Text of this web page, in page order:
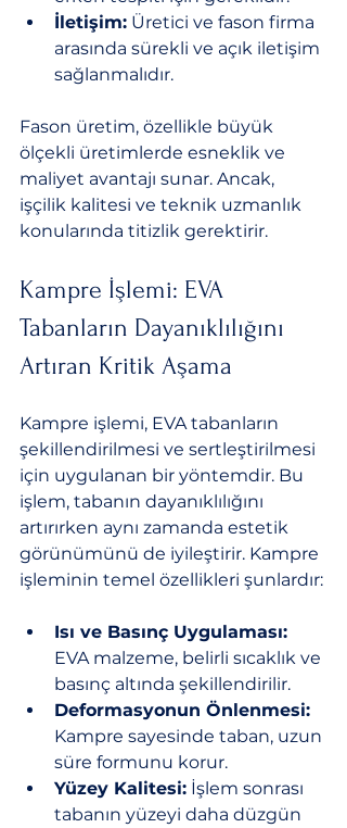
İletişim: Üretici ve fason firma
arasında sürekli ve açık iletişim
sağlanmalıdır.
Fason üretim, özellikle büyük
ölçekli üretimlerde esneklik ve
maliyet avantajı sunar. Ancak,
işçilik kalitesi ve teknik uzmanlık
konularında titizlik gerektirir.
Kampre İşlemi: EVA
Tabanların Dayanıklılığını
Artıran Kritik Aşama
Kampre işlemi, EVA tabanların
şekillendirilmesi ve sertleştirilmesi
için uygulanan bir yöntemdir. Bu
işlem, tabanın dayanıklılığını
artırırken aynı zamanda estetik
görünümünü de iyileştirir. Kampre
işleminin temel özellikleri şunlardır:
Isı ve Basınç Uygulaması:
EVA malzeme, belirli sıcaklık ve
basınç altında şekillendirilir.
Deformasyonun Önlenmesi:
Kampre sayesinde taban, uzun
süre formunu korur.
Yüzey Kalitesi: İşlem sonrası
tabanın yüzeyi daha düzgün